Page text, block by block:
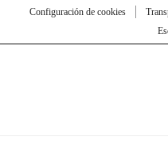
Configuración de cookies